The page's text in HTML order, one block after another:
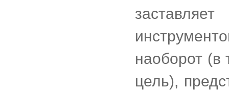
наоборот (в
цель),